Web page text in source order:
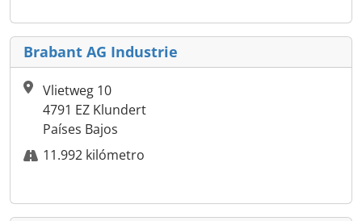
Brabant AG Industrie
Vlietweg 10
4791 EZ Klundert
Países Bajos
11.992 kilómetro